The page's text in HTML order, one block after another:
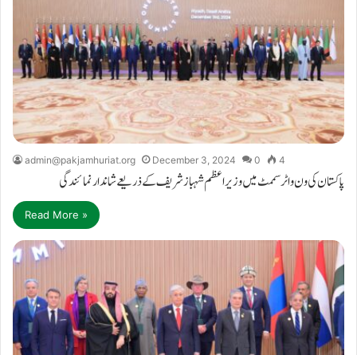
admin@pakjamhuriat.org December 3, 2024 0 4
پاکستان کی ون واٹر سممٹ میں وزیر اعظم شہباز شریف کے ذریعے شاندار نمائندگی
Read More »